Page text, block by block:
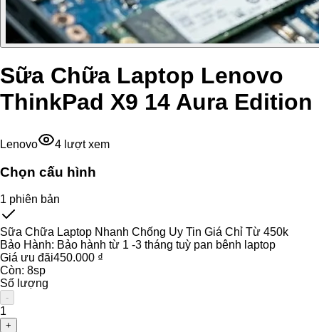
Sữa Chữa Laptop Lenovo
ThinkPad X9 14 Aura Edition
Lenovo 4 lượt xem
Chọn cấu hình
1 phiên bản
Sữa Chữa Laptop Nhanh Chống Uy Tin Giá Chỉ Từ 450k
Bảo Hành: Bảo hành từ 1 -3 tháng tuỳ pan bênh laptop
Giá ưu đãi450.000 ₫
Còn: 8sp
Số lượng
-
1
+